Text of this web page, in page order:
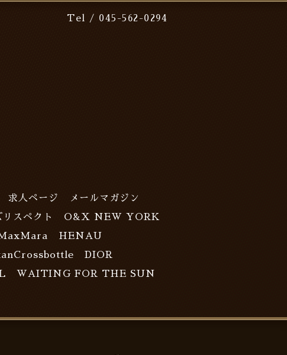
Tel / 045-562-0294
求人ページ
メールマガジン
スペクト
O&X NEW YORK
MaxMara
HENAU
DIOR
WAITING FOR THE SUN